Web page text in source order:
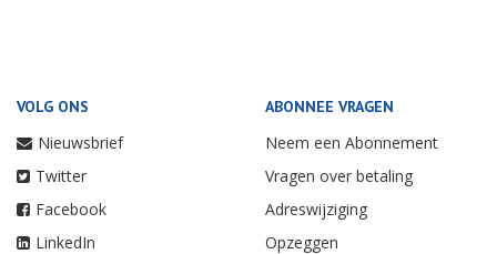
VOLG ONS
Nieuwsbrief
Twitter
Facebook
LinkedIn
ABONNEE VRAGEN
Neem een Abonnement
Vragen over betaling
Adreswijziging
Opzeggen